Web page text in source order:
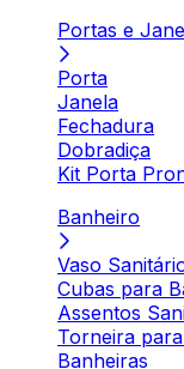
Portas e
Porta
Janela
Fechadura
Dobradiça
Kit Porta
Banheiro
Vaso
Cubas para
Assentos
Torneira
Banheiras